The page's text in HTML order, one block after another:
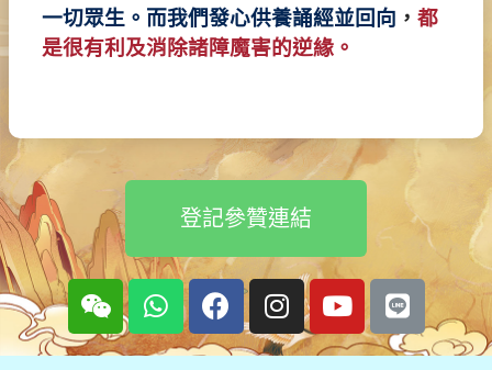
一切眾生。而我們發心供養誦經並回向 ， 都
是很有利及消除諸障魔害的逆緣。
登記參贊連結